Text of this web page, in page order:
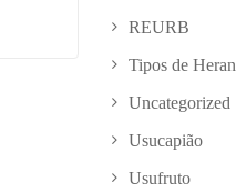
REURB
Tipos de
Uncategorized
Usucapião
Usufruto